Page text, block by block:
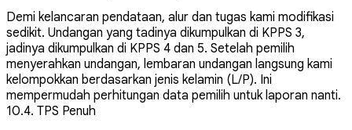
Demi kelancaran pendataan, alur dan tugas kami modifikasi
sedikit. Undangan yang tadinya dikumpulkan di KPPS 3,
jadinya dikumpulkan di KPPS 4 dan 5. Setelah pemilih
menyerahkan undangan, lembaran undangan langsung kami
kelompokkan berdasarkan jenis kelamin (L/P). Ini
mempermudah perhitungan data pemilih untuk laporan nanti.
10.4. TPS Penuh